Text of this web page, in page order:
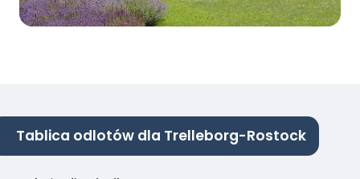
Tablica odlotów dla Trelleborg-Rostock